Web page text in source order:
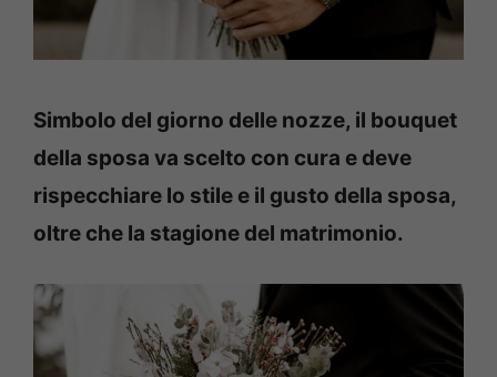
Simbolo del giorno delle nozze, il bouquet
della sposa va scelto con cura e deve
rispecchiare lo stile e il gusto della sposa,
oltre che la stagione del matrimonio.